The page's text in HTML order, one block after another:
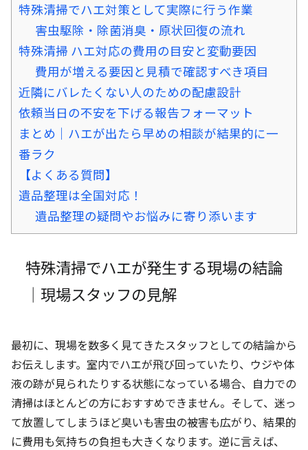
特殊清掃でハエ対策として実際に行う作業
害虫駆除・除菌消臭・原状回復の流れ
特殊清掃 ハエ対応の費用の目安と変動要因
費用が増える要因と見積で確認すべき項目
近隣にバレたくない人のための配慮設計
依頼当日の不安を下げる報告フォーマット
まとめ｜ハエが出たら早めの相談が結果的に一
番ラク
【よくある質問】
遺品整理は全国対応！
遺品整理の疑問やお悩みに寄り添います
特殊清掃でハエが発生する現場の結論
｜現場スタッフの見解
最初に、現場を数多く見てきたスタッフとしての結論から
お伝えします。室内でハエが飛び回っていたり、ウジや体
液の跡が見られたりする状態になっている場合、自力での
清掃はほとんどの方におすすめできません。そして、迷っ
て放置してしまうほど臭いも害虫の被害も広がり、結果的
に費用も気持ちの負担も大きくなります。逆に言えば、